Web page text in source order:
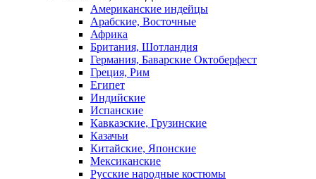
Американские индейцы
Арабские, Восточные
Африка
Британия, Шотландия
Германия, Баварские Октоберфест
Греция, Рим
Египет
Индийские
Испанские
Кавказские, Грузинские
Казачьи
Китайские, Японские
Мексиканские
Русские народные костюмы